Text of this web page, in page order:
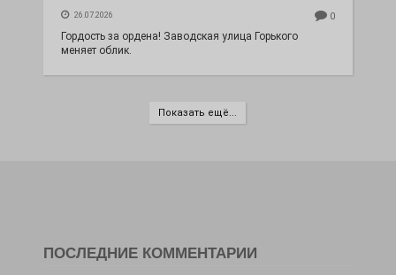
26.07.2026 0
Гордость за ордена! Заводская улица Горького
меняет облик.
Показать ещё...
ПОСЛЕДНИЕ КОММЕНТАРИИ